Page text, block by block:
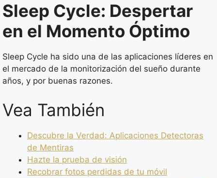
Sleep Cycle: Despertar
en el Momento Óptimo
Sleep Cycle ha sido una de las aplicaciones líderes en
el mercado de la monitorización del sueño durante
años, y por buenas razones.
Vea También
Descubre la Verdad: Aplicaciones Detectoras
de Mentiras
Hazte la prueba de visión
Recobrar fotos perdidas de tu móvil